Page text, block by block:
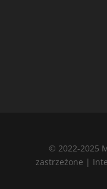
© 2022-2025
zastrzeżone |